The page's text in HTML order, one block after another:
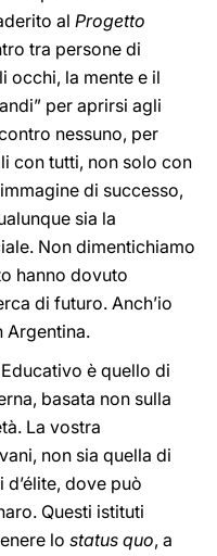
al Progetto
tra persone di
occhi, la mente e il
per aprirsi agli
nessuno, per
con tutti, non solo con
di successo,
sia la
Non dimentichiamo
hanno dovuto
di futuro. Anch’io
Argentina.
è quello di
basata non sulla
La vostra
non sia quella di
dove può
Questi istituti
lo status quo, a